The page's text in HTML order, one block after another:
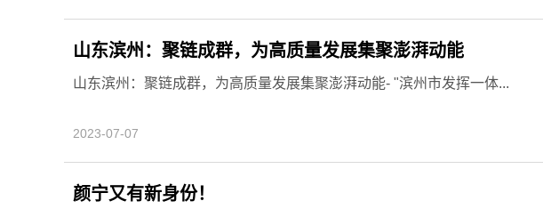
山东滨州：聚链成群，为高质量发展集聚澎湃动能
山东滨州：聚链成群，为高质量发展集聚澎湃动能- "滨州市发挥一体...
2023-07-07
颜宁又有新身份！